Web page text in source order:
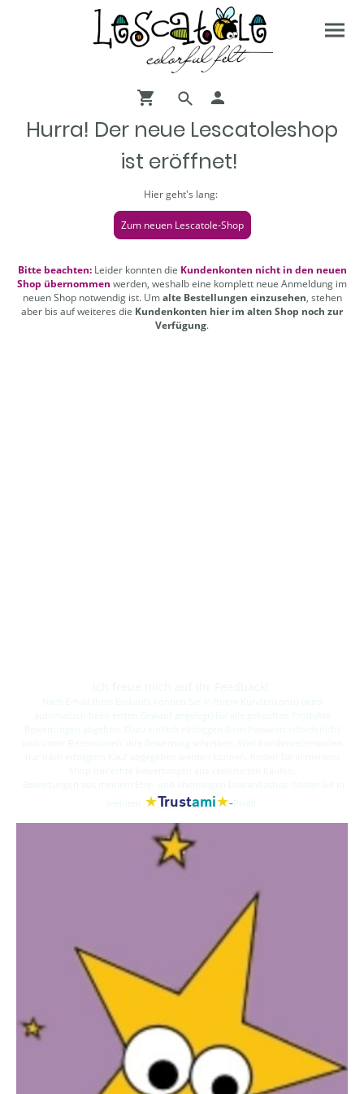
Hurra! Der neue Lescatoleshop
ist eröffnet!
Hier geht's lang:
Zum neuen Lescatole-Shop
Bitte beachten:Leider konnten die Kundenkonten nicht in den neuen
Shop übernommen werden, weshalb eine komplett neue Anmeldung im
neuen Shop notwendig ist. Umalte Bestellungen einzusehen, stehen
aber bis auf weiteres die Kundenkonten hier im alten Shop noch zur
Verfügung.
★Trustami★-Profil.